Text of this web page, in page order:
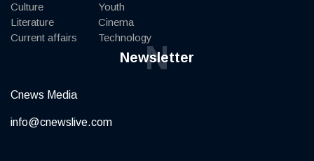
Culture
Literature
Current affairs
Youth
Cinema
Technology
Newsletter
N
Cnews Media
info@cnewslive.com